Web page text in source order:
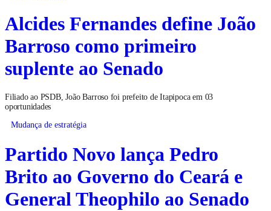
Alcides Fernandes define João
Barroso como primeiro
suplente ao Senado
Filiado ao PSDB, João Barroso foi prefeito de Itapipoca em 03
oportunidades
Mudança de estratégia
Partido Novo lança Pedro
Brito ao Governo do Ceará e
General Theophilo ao Senado